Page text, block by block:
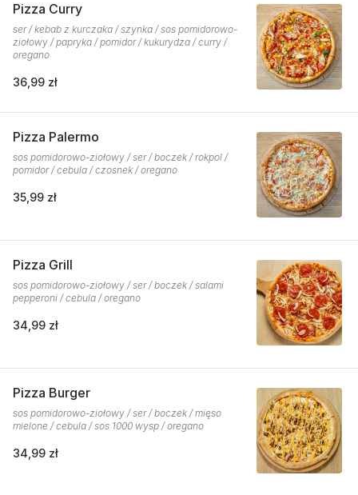
Pizza Curry
ser / kebab z kurczaka / szynka / sos pomidorowo-
ziołowy / papryka / pomidor / kukurydza / curry /
oregano
36,99 zł
Pizza Palermo
sos pomidorowo-ziołowy / ser / boczek / rokpol /
pomidor / cebula / czosnek / oregano
35,99 zł
Pizza Grill
sos pomidorowo-ziołowy / ser / boczek / salami
pepperoni / cebula / oregano
34,99 zł
Pizza Burger
sos pomidorowo-ziołowy / ser / boczek / mięso
mielone / cebula / sos 1000 wysp / oregano
34,99 zł